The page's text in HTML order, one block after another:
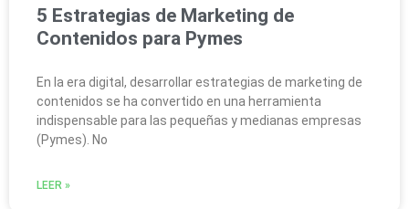
5 Estrategias de Marketing de
Contenidos para Pymes
En la era digital, desarrollar estrategias de marketing de
contenidos se ha convertido en una herramienta
indispensable para las pequeñas y medianas empresas
(Pymes). No
LEER »